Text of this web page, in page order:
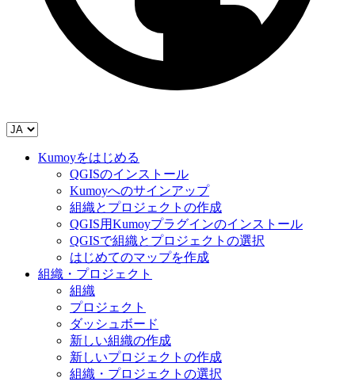
Kumoyをはじめる
QGISのインストール
Kumoyへのサインアップ
組織とプロジェクトの作成
QGIS用Kumoyプラグインのインストール
QGISで組織とプロジェクトの選択
はじめてのマップを作成
組織・プロジェクト
組織
プロジェクト
ダッシュボード
新しい組織の作成
新しいプロジェクトの作成
組織・プロジェクトの選択